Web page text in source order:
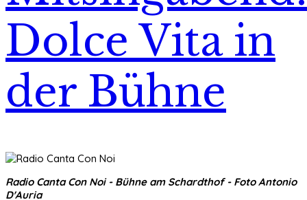
Dolce Vita in
der Bühne
Radio Canta Con Noi - Bühne am Schardthof - Foto Antonio
D'Auria